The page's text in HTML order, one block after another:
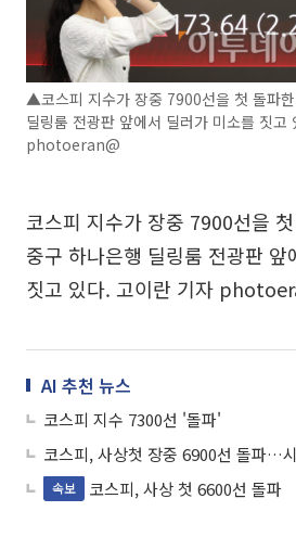
▲코스피 지수가 장중 7900선을 첫 돌파
딜링룸 전광판 앞에서 딜러가 미소를 짓고
photoeran@
코스피 지수가 장중 7900선을
중구 하나은행 딜링룸 전광판 앞
짓고 있다. 고이란 기자
AI 추천 뉴스
코스피 지수 7300선 '돌파'
코스피, 사상첫 장중 6900선 돌파…
속보 코스피, 사상 첫 6600선 돌파